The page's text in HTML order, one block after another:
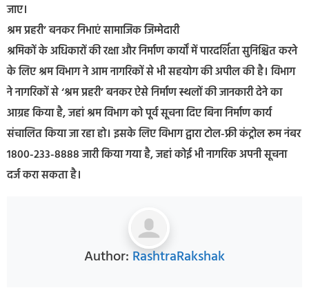
जाए।
श्रम प्रहरी’ बनकर निभाएं सामाजिक जिम्मेदारी
श्रमिकों के अधिकारों की रक्षा और निर्माण कार्यों में पारदर्शिता सुनिश्चित करने
के लिए श्रम विभाग ने आम नागरिकों से भी सहयोग की अपील की है। विभाग
ने नागरिकों से ‘श्रम प्रहरी’ बनकर ऐसे निर्माण स्थलों की जानकारी देने का
आग्रह किया है, जहां श्रम विभाग को पूर्व सूचना दिए बिना निर्माण कार्य
संचालित किया जा रहा हो। इसके लिए विभाग द्वारा टोल-फ्री कंट्रोल रूम नंबर
1800-233-8888 जारी किया गया है, जहां कोई भी नागरिक अपनी सूचना
दर्ज करा सकता है।
Author: RashtraRakshak